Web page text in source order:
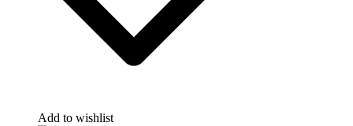
Add to wishlist